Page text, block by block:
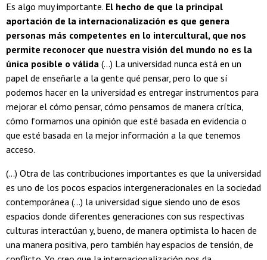
Es algo muy importante. El hecho de que la principal
aportación de la internacionalización es que genera
personas más competentes en lo intercultural, que nos
permite reconocer que nuestra visión del mundo no es la
única posible o válida (...) La universidad nunca está en un
papel de enseñarle a la gente qué pensar, pero lo que sí
podemos hacer en la universidad es entregar instrumentos para
mejorar el cómo pensar, cómo pensamos de manera crítica,
cómo formamos una opinión que esté basada en evidencia o
que esté basada en la mejor información a la que tenemos
acceso.
(...) Otra de las contribuciones importantes es que la universidad
es uno de los pocos espacios intergeneracionales en la sociedad
contemporánea (...) la universidad sigue siendo uno de esos
espacios donde diferentes generaciones con sus respectivas
culturas interactúan y, bueno, de manera optimista lo hacen de
una manera positiva, pero también hay espacios de tensión, de